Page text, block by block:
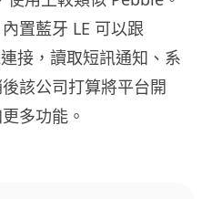
置藍牙 LE 可以跟
接，讀取短訊通知、系
該公司打算將平台開
多功能。